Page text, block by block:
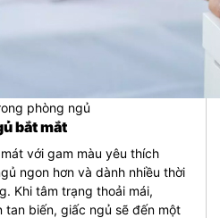
phòng ngủ
bắt mắt
với gam màu yêu thích
ngon hơn và dành nhiều thời
Khi tâm trạng thoải mái,
tan biến, giấc ngủ sẽ đến một